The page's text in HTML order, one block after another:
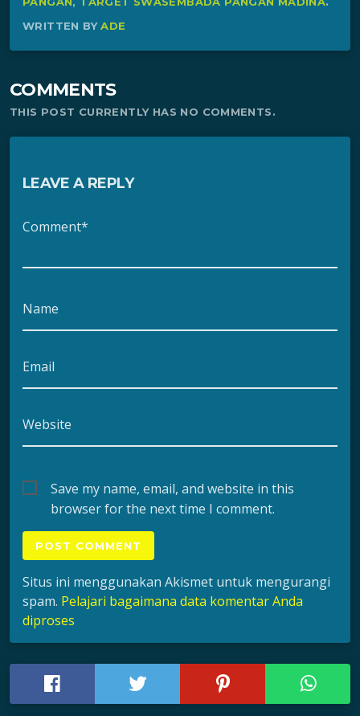
WRITTEN BYADE
COMMENTS
THIS POST CURRENTLY HAS NO COMMENTS.
LEAVE A REPLY
Comment*
Name
Email
Website
Save my name, email, and website in this
browser for the next time I comment.
Situs ini menggunakan Akismet untuk mengurangi
spam. Pelajari bagaimana data komentar Anda
diproses